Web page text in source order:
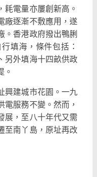
耗電量亦屢創新高。
廠逐漸不敷應用，遂
。香港政府撥出鴨脷
填海，條件包括：
另外填海十四畝供政
。
興建城市花園。一九
電服務不變。然而，
展，至八十年代又需
至南丫島，原址再改